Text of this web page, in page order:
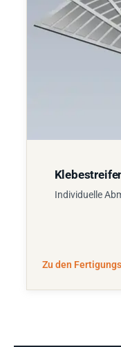
Individuelle
Zu den